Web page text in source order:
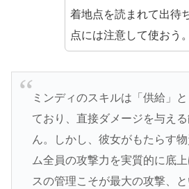
着地点を読まれて出待
点には注意して使おう。
ミンディのスキルは「供給」
ており、直接ダメージを与え
ん。しかし、彼女がもたらす
ム全員の攻撃力を実質的に底
スの管理こそが最大の攻撃、